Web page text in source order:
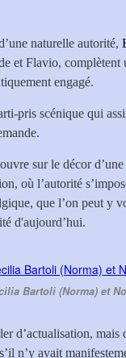
naturelle autorité,
et Flavio, complètent
engagé.
pris scénique qui
sur le décor
où l’autorité
que l’on peut y
d'aujourd’hui.
Bartoli (Norma) et
d’actualisation,
n’y avait